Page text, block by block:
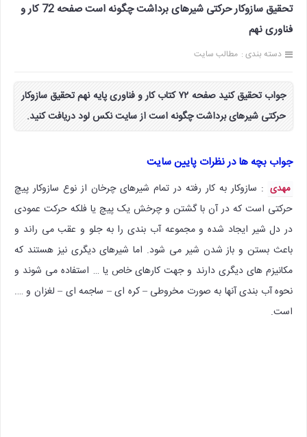
تحقیق سازوکار حرکتی شیرهای برداشت چگونه است صفحه 72 کار و
فناوری نهم
دسته بندی : مطالب سایت
جواب تحقیق کنید صفحه ۷۲ کتاب کار و فناوری پایه نهم تحقیق سازوکار
حرکتی شیرهای برداشت چگونه است از سایت نکس لود دریافت کنید.
جواب بچه ها در نظرات پایین سایت
مهدی : سازوکار به کار رفته در تمام شیرهای چرخان از نوع سازوکار پیچ
حرکتی است که در آن با گشتن و چرخش یک پیچ یا فلکه حرکت عمودی
در دل شیر ایجاد شده و مجموعه آب بندی را به جلو و عقب می راند و
باعث بستن و باز شدن شیر می شود. اما شیرهای دیگری نیز هستند که
مکانیزم های دیگری دارند و جهت کارهای خاص یا … استفاده می شوند و
نحوه آب بندی آنها به صورت مخروطی – کره ای – ساجمه ای – لغزان و ….
است.